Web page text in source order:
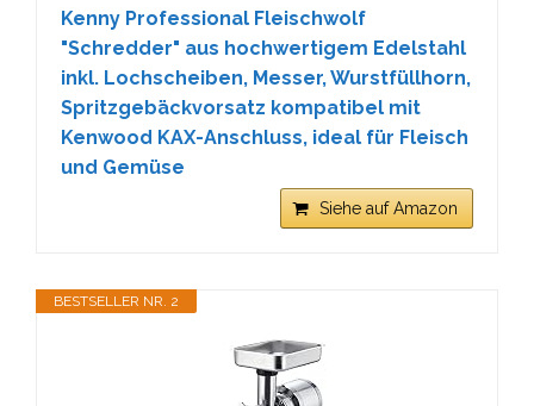
Kenny Professional Fleischwolf
"Schredder" aus hochwertigem Edelstahl
inkl. Lochscheiben, Messer, Wurstfüllhorn,
Spritzgebäckvorsatz kompatibel mit
Kenwood KAX-Anschluss, ideal für Fleisch
und Gemüse
Siehe auf Amazon
BESTSELLER NR. 2